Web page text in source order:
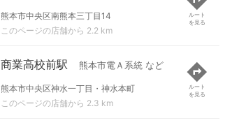
熊本市中央区南熊本三丁目14
このページの店舗から 2.2 km
ルート
を見る
商業高校前駅 熊本市電Ａ系統 など
熊本市中央区神水一丁目・神水本町
このページの店舗から 2.3 km
ルート
を見る